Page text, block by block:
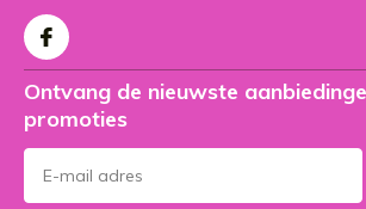
Ontvang de nieuwste
promoties